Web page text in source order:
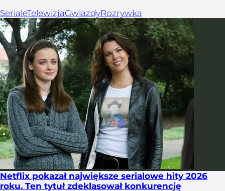
SerialeTelewizjaGwiazdyRozrywka
Netflix pokazał największe serialowe hity 2026
roku. Ten tytuł zdeklasował konkurencję